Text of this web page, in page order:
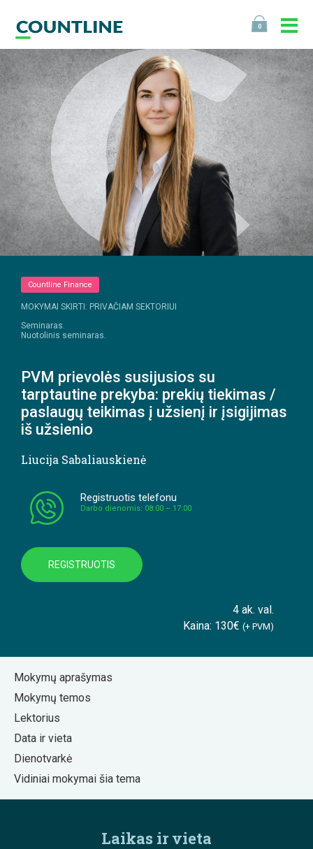
0
Countline Finance
MOKYMAI SKIRTI: PRIVAČIAM SEKTORIUI
Seminaras.
Nuotolinis seminaras.
PVM prievolės susijusios su
tarptautine prekyba: prekių tiekimas /
paslaugų teikimas į užsienį ir įsigijimas
iš užsienio
Liucija Sabaliauskienė
Registruotis telefonu
Darbo dienomis: 08:00 – 17:00
REGISTRUOTIS
4 ak. val.
Kaina: 130€ (+ PVM)
Mokymų aprašymas
Mokymų temos
Lektorius
Data ir vieta
Dienotvarkė
Vidiniai mokymai šia tema
Laikas ir vieta